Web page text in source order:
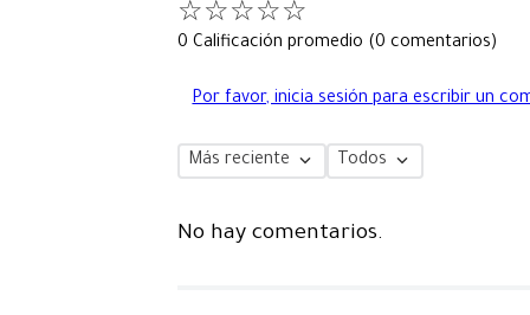
☆☆☆☆☆
0 Calificación promedio (0 comentarios)
Por favor, inicia sesión para escribir un
Más reciente Todos
No hay comentarios.